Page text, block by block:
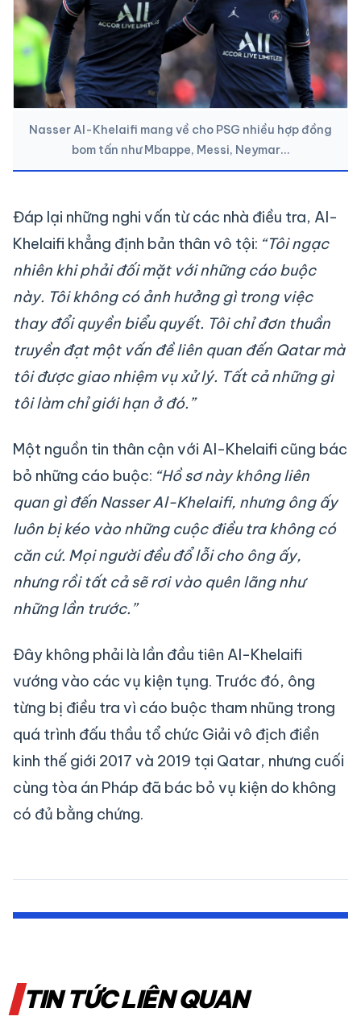
Nasser Al-Khelaifi mang về cho PSG nhiều hợp đồng
bom tấn như Mbappe, Messi, Neymar…
Đáp lại những nghi vấn từ các nhà điều tra, Al-
Khelaifi khẳng định bản thân vô tội: “Tôi ngạc
nhiên khi phải đối mặt với những cáo buộc
này. Tôi không có ảnh hưởng gì trong việc
thay đổi quyền biểu quyết. Tôi chỉ đơn thuần
truyền đạt một vấn đề liên quan đến Qatar mà
tôi được giao nhiệm vụ xử lý. Tất cả những gì
tôi làm chỉ giới hạn ở đó.”
Một nguồn tin thân cận với Al-Khelaifi cũng bác
bỏ những cáo buộc: “Hồ sơ này không liên
quan gì đến Nasser Al-Khelaifi, nhưng ông ấy
luôn bị kéo vào những cuộc điều tra không có
căn cứ. Mọi người đều đổ lỗi cho ông ấy,
nhưng rồi tất cả sẽ rơi vào quên lãng như
những lần trước.”
Đây không phải là lần đầu tiên Al-Khelaifi
vướng vào các vụ kiện tụng. Trước đó, ông
từng bị điều tra vì cáo buộc tham nhũng trong
quá trình đấu thầu tổ chức Giải vô địch điền
kinh thế giới 2017 và 2019 tại Qatar, nhưng cuối
cùng tòa án Pháp đã bác bỏ vụ kiện do không
có đủ bằng chứng.
TIN TỨC LIÊN QUAN